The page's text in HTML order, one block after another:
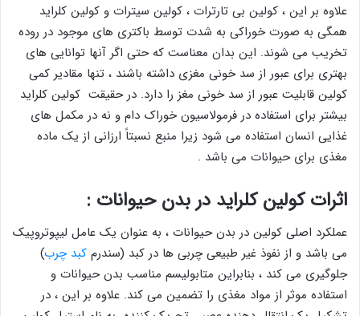
علاوه بر این ، کولین بی تارترات ، کولین سیترات و کولین کلراید
همگی به صورت خوراکی به شدت توسط باکتری های موجود در روده
تخریب می شوند. این بدان معناست که حتی اگر آنها توانایی های
بهتری برای عبور از سد خونی مغزی داشته باشند ، تنها مقادیر کمی
کولین قابلیت عبور از سد خونی مغز را دارد. در حقیقت کولین کلراید
بیشتر برای استفاده در فرمولاسیون خوراک دام و نه در مکمل های
غذایی انسان استفاده می شود زیرا منبع نسبتاً ارزانی از یک ماده
مغذی برای حیوانات می باشد .
اثرات کولین کلراید در بدن حیوانات :
عملکرد اصلی کولین در بدن حیوانات ، به عنوان یک عامل لیپوتروپیک
می باشد و از نفوذ غیر طبیعی چربی ها در کبد (سندرم کبد چرب)
جلوگیری می کند ، بنابراین متابولیسم مناسب بدن حیوانات و
استفاده موثر از مواد مغذی را تضمین می کند. علاوه بر این ، در